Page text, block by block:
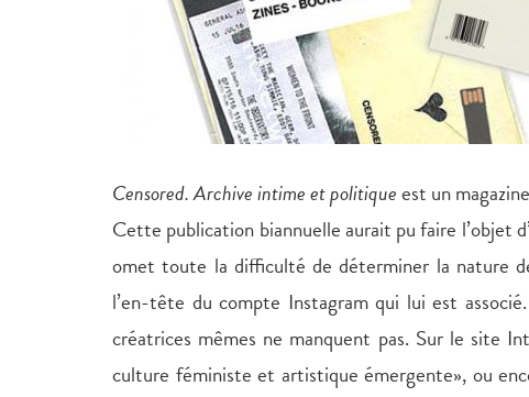
Censored. Archive intime et politiqueest un
Cette publication biannuelle aurait pu faire l’objet
omet toute la difficulté de déterminer la nature
l’en-tête du compte Instagram qui lui est
créatrices mêmes ne manquent pas. Sur le site
culture féministe et artistique émergente», ou